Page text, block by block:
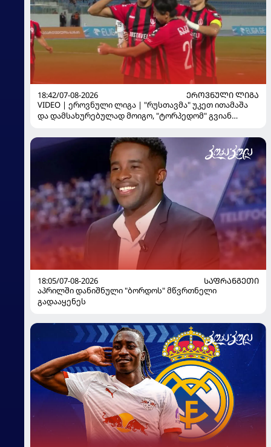
18:42/07-08-2026
ᲔᲠᲝᲕᲜᲣᲚᲘ ᲚᲘᲒᲐ
VIDEO | ეროვნული ლიგა | "რუსთავმა" უკეთ ითამაშა
და დამსახურებულად მოიგო, "ტორპედომ" გვიან
18:05/07-08-2026
ᲡᲐᲤᲠᲐᲜᲒᲔᲗᲘ
აპრილში დანიშნული "ბორდოს" მწვრთნელი
გადააყენეს